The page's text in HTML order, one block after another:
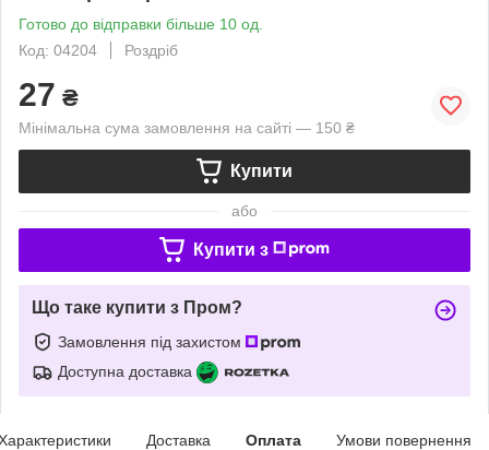
Готово до відправки більше 10 од.
Код: 04204
Роздріб
27 ₴
Мінімальна сума замовлення на сайті — 150 ₴
Купити
або
Купити з
Що таке купити з Пром?
Замовлення під захистом
Доступна доставка
Доставка Оплата Умови повернення